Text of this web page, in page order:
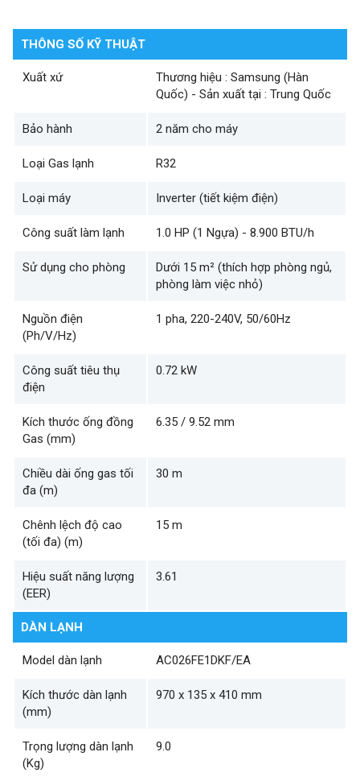
THÔNG SỐ KỸ THUẬT
Xuất xứ
Thương hiệu : Samsung (Hàn
Quốc) - Sản xuất tại : Trung Quốc
Bảo hành 2 năm cho máy
Loại Gas lạnh R32
Loại máy Inverter (tiết kiệm điện)
Công suất làm lạnh 1.0 HP (1 Ngựa) - 8.900 BTU/h
Sử dụng cho phòng
Dưới 15 m² (thích hợp phòng ngủ,
phòng làm việc nhỏ)
Nguồn điện
(Ph/V/Hz)
1 pha, 220-240V, 50/60Hz
Công suất tiêu thụ
điện
0.72 kW
Kích thước ống đồng
Gas (mm)
6.35 / 9.52 mm
Chiều dài ống gas tối
đa (m)
30 m
Chênh lệch độ cao
(tối đa) (m)
15 m
Hiệu suất năng lượng
(EER)
3.61
DÀN LẠNH
Model dàn lạnh AC026FE1DKF/EA
Kích thước dàn lạnh
(mm)
970 x 135 x 410 mm
Trọng lượng dàn lạnh
(Kg)
9.0